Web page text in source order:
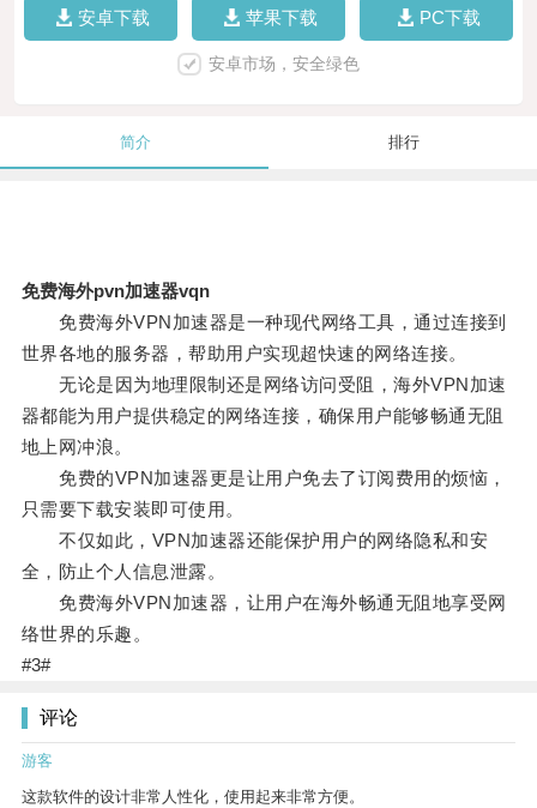
安卓下载 苹果下载 PC下载
安卓市场，安全绿色
简介 排行
免费海外pvn加速器vqn
免费海外VPN加速器是一种现代网络工具，通过连接到
世界各地的服务器，帮助用户实现超快速的网络连接。
无论是因为地理限制还是网络访问受阻，海外VPN加速
器都能为用户提供稳定的网络连接，确保用户能够畅通无阻
地上网冲浪。
免费的VPN加速器更是让用户免去了订阅费用的烦恼，
只需要下载安装即可使用。
不仅如此，VPN加速器还能保护用户的网络隐私和安
全，防止个人信息泄露。
免费海外VPN加速器，让用户在海外畅通无阻地享受网
络世界的乐趣。
#3#
评论
游客
这款软件的设计非常人性化，使用起来非常方便。